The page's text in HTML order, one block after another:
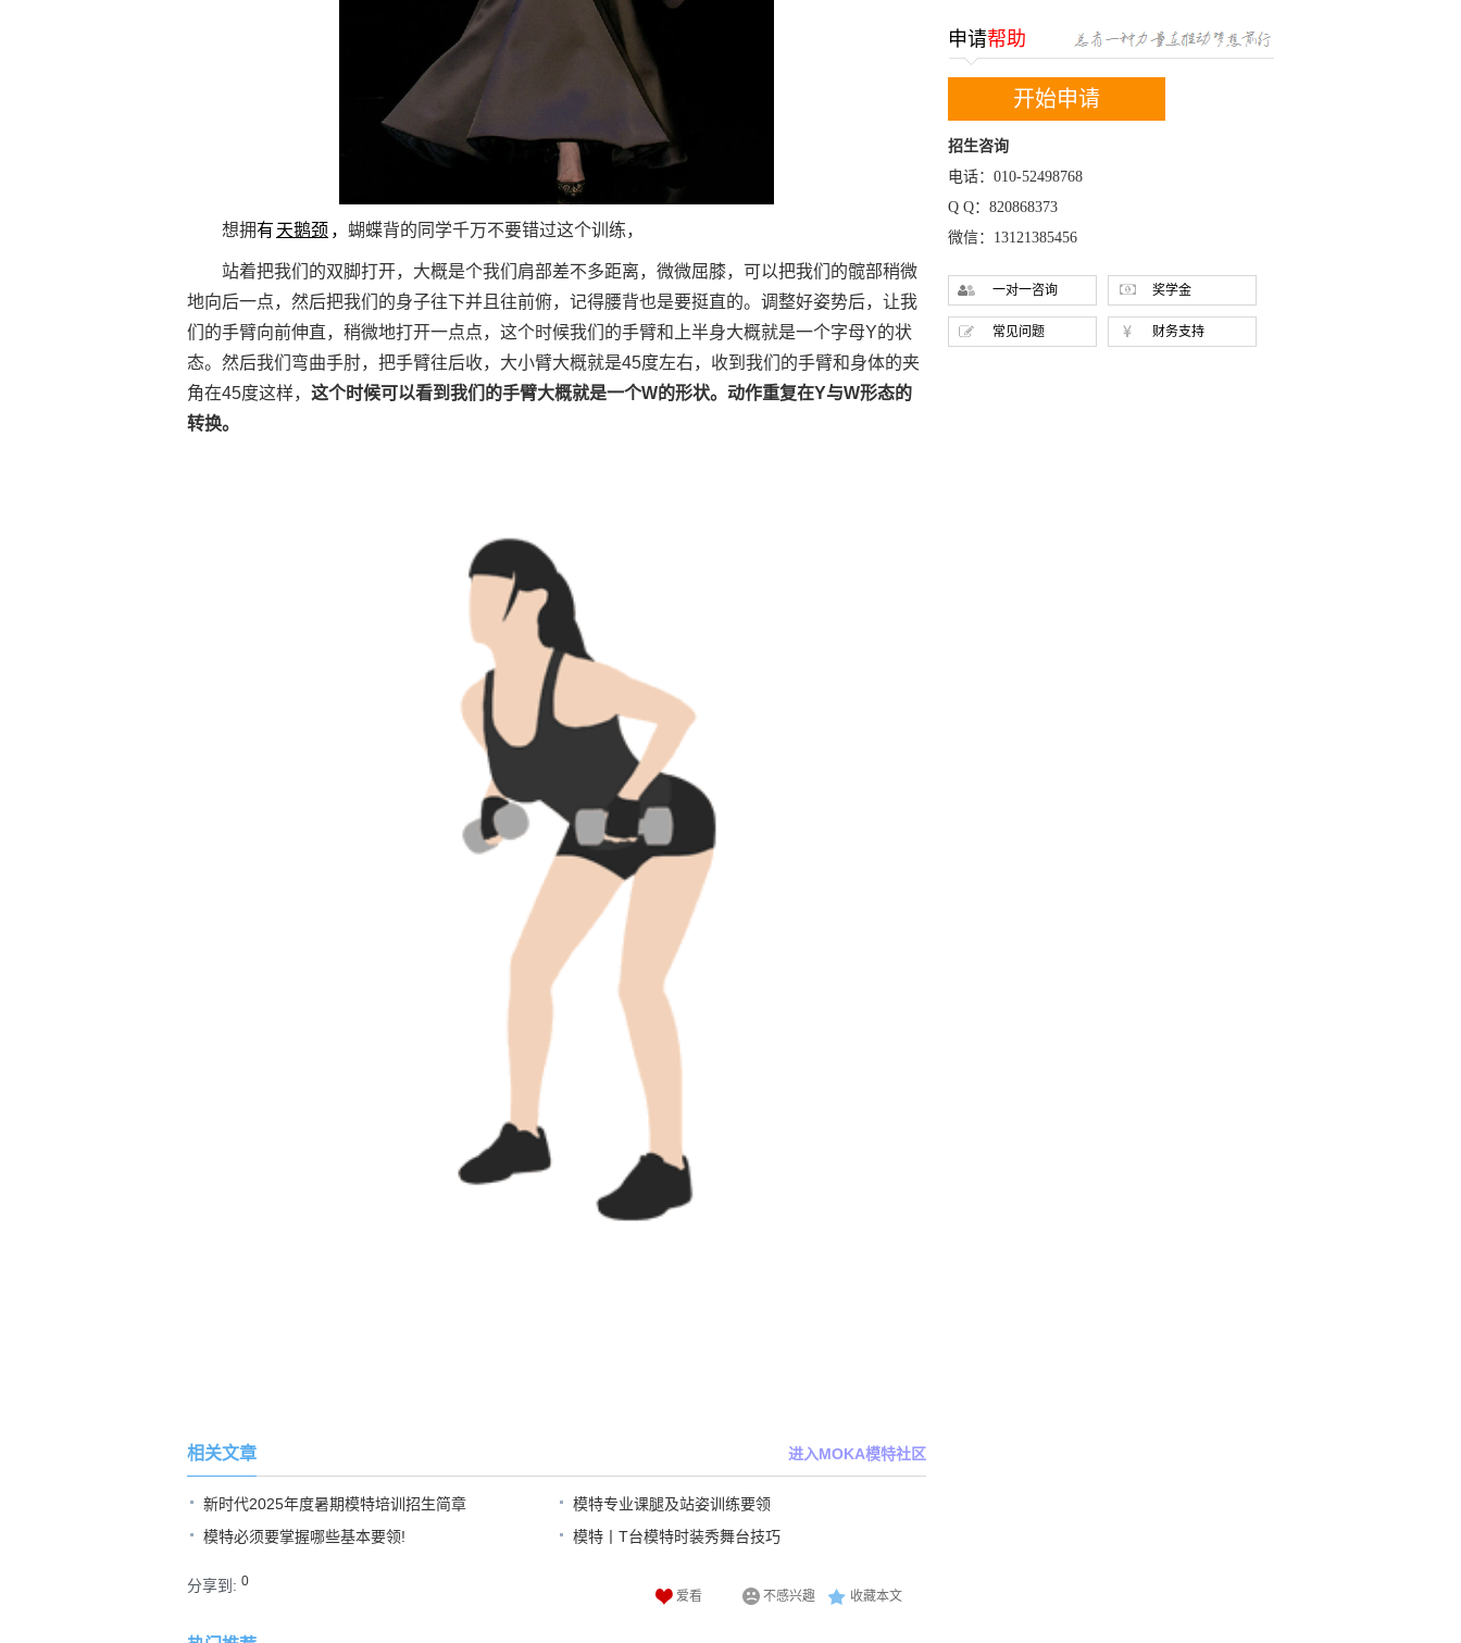
想拥有 天鹅颈 ， 蝴蝶背的同学千万不要错过这个训练，
站着把我们的双脚打开，大概是个我们肩部差不多距离，微微屈膝，可以把我们的髋部稍微
地向后一点，然后把我们的身子往下并且往前俯，记得腰背也是要挺直的。调整好姿势后，让我
们的手臂向前伸直，稍微地打开一点点，这个时候我们的手臂和上半身大概就是一个字母Y的状
态。然后我们弯曲手肘，把手臂往后收，大小臂大概就是45度左右，收到我们的手臂和身体的夹
角在45度这样， 这个时候可以看到我们的手臂大概就是一个W的形状。动作重复在Y与W形态的
转换。
相关文章 进入MOKA模特社区
新时代2025年度暑期模特培训招生简章
模特专业课腿及站姿训练要领
模特必须要掌握哪些基本要领!
模特丨T台模特时装秀舞台技巧
分享到: 0
爱看
不感兴趣 收藏本文
申请帮助
开始申请
招生咨询
电话：010-52498768
Q Q：820868373
微信：13121385456
一对一咨询 奖学金
常见问题 财务支持